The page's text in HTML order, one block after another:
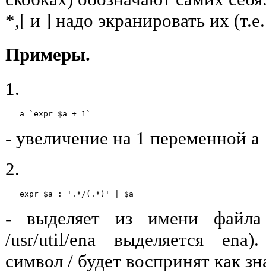
*,[ и ] надо экранировать их
Примеры.
1.
   a=`expr $a + 1`
- увеличение на 1 переменной a
2.
   expr $a : '.*/(.*)' | $a
- выделяет из имени
/usr/util/ena выделяется
символ / будет воспринят как